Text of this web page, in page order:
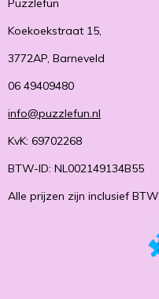
Puzzlefun
Koekoekstraat 15,
3772AP, Barneveld
06 49409480
info@puzzlefun.nl
KvK: 69702268
BTW-ID: NL002149134B55
Alle prijzen zijn inclusief BTW